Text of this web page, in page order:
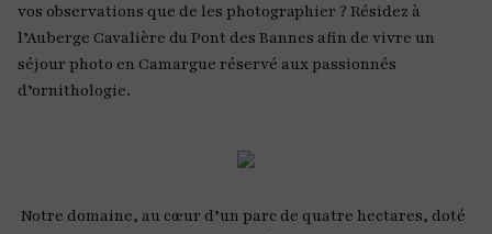
vos observations que de les photographier ? Résidez à
l’Auberge Cavalière du Pont des Bannes afin de vivre un
séjour photo en Camargue réservé aux passionnés
d’ornithologie.
Notre domaine, au cœur d’un parc de quatre hectares, doté